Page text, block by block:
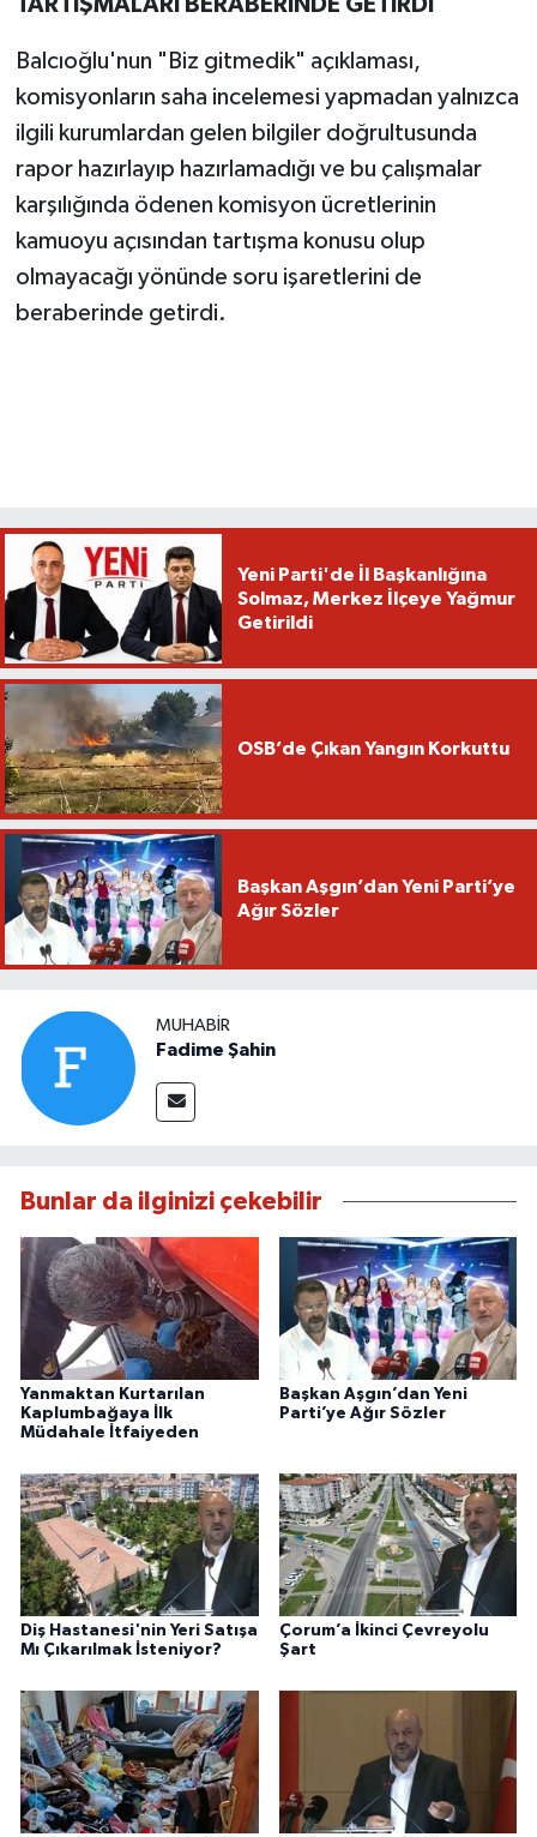
Balcıoğlu'nun "Biz gitmedik" açıklaması,
komisyonların saha incelemesi yapmadan yalnızca
ilgili kurumlardan gelen bilgiler doğrultusunda
rapor hazırlayıp hazırlamadığı ve bu çalışmalar
karşılığında ödenen komisyon ücretlerinin
kamuoyu açısından tartışma konusu olup
olmayacağı yönünde soru işaretlerini de
beraberinde getirdi.
Yeni Parti'de İl Başkanlığına
Solmaz, Merkez İlçeye Yağmur
Getirildi
OSB’de Çıkan Yangın Korkuttu
Başkan Aşgın’dan Yeni Parti’ye
Ağır Sözler
MUHABIR
Fadime Şahin
Bunlar da ilginizi çekebilir
Yanmaktan Kurtarılan
Kaplumbağaya İlk
Müdahale İtfaiyeden
Başkan Aşgın’dan Yeni
Parti’ye Ağır Sözler
Diş Hastanesi'nin Yeri Satışa
Mı Çıkarılmak İsteniyor?
Çorum’a İkinci Çevreyolu
Şart